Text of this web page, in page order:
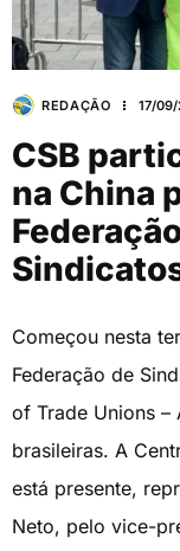
REDAÇÃO 17/
CSB
na China
Começou nesta
Federação de
of Trade Unions –
brasileiras. A
está presente,
Neto, pelo vice-